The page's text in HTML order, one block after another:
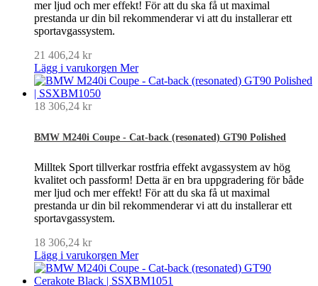
mer ljud och mer effekt! För att du ska få ut maximal
prestanda ur din bil rekommenderar vi att du installerar ett
sportavgassystem.
21 406,24 kr
Lägg i varukorgen Mer
18 306,24 kr
BMW M240i Coupe - Cat-back (resonated) GT90 Polished
Milltek Sport tillverkar rostfria effekt avgassystem av hög
kvalitet och passform! Detta är en bra uppgradering för både
mer ljud och mer effekt! För att du ska få ut maximal
prestanda ur din bil rekommenderar vi att du installerar ett
sportavgassystem.
18 306,24 kr
Lägg i varukorgen Mer